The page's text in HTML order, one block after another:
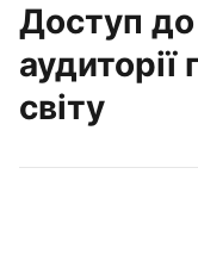
Доступ до
аудиторії
світу
Привабити